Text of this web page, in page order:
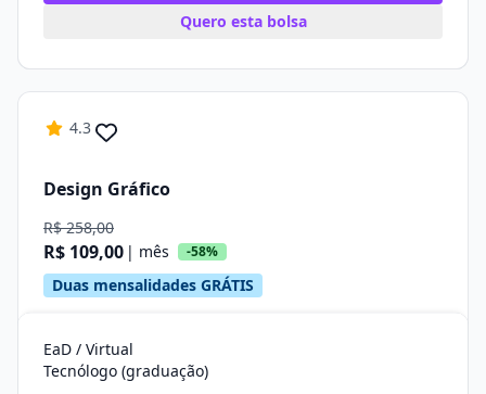
Quero esta bolsa
4.3
Design Gráfico
R$ 258,00
R$ 109,00 | mês -58%
Duas mensalidades GRÁTIS
EaD / Virtual
Tecnólogo (graduação)